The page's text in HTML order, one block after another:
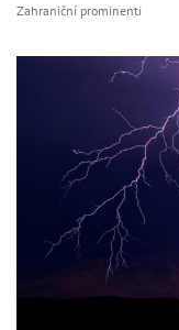
Zahraniční prominenti